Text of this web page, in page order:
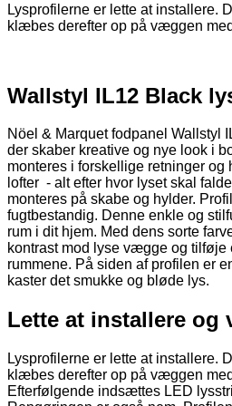
Lysprofilerne er lette at installere.
klæbes derefter op på væggen med
Wallstyl IL12 Black
Nöel & Marquet fodpanel Wallstyl
der skaber kreative og nye look i
monteres i forskellige retninger
lofter - alt efter hvor lyset skal
monteres på skabe og hylder.
fugtbestandig. Denne enkle og
rum i dit hjem. Med dens sorte
kontrast mod lyse vægge og tilføje
rummene. På siden af profilen er
kaster det smukke og bløde lys.
Lette at installere og
Lysprofilerne er lette at installere.
klæbes derefter op på væggen med
Efterfølgende indsættes LED